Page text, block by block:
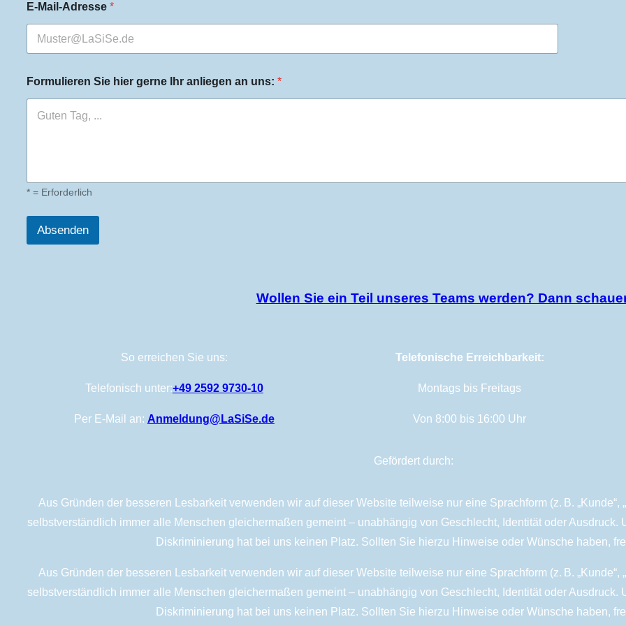
e
a
l
i
E-Mail-Adresse *
Formulieren Sie hier gerne Ihr anliegen an uns: *
* = Erforderlich
Absenden
Wollen Sie ein Teil unseres Teams werden? Dann
So erreichen Sie uns:
Telefonisch unter:+49 2592 9730-10
Per E-Mail an: Anmeldung@LaSiSe.de
Telefonische Erreichbarkeit:
Montags bis Freitags
Von 8:00 bis 16:00 Uhr
Gefördert durch:
Aus Gründen der besseren Lesbarkeit verwenden wir auf dieser Website teilweise nur eine Sprachform (z. B. „Kunde“,
selbstverständlich immer alle Menschen gleichermaßen gemeint – unabhängig von Geschlecht, Identität oder
Diskriminierung hat bei uns keinen Platz. Sollten Sie hierzu Hinweise oder Wünsche haben,
Aus Gründen der besseren Lesbarkeit verwenden wir auf dieser Website teilweise nur eine Sprachform (z. B. „Kunde“,
selbstverständlich immer alle Menschen gleichermaßen gemeint – unabhängig von Geschlecht, Identität oder
Diskriminierung hat bei uns keinen Platz. Sollten Sie hierzu Hinweise oder Wünsche haben,